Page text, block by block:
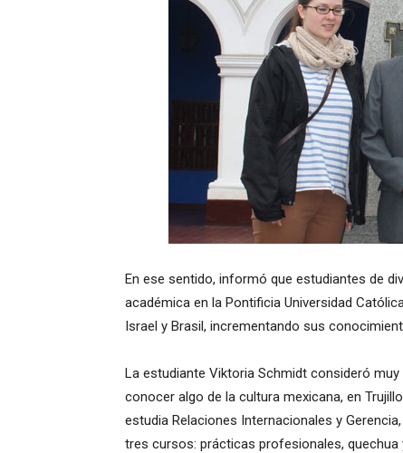
En ese sentido, informó que estudiantes de
académica en la Pontificia Universidad
Israel y Brasil, incrementando sus
La estudiante Viktoria Schmidt consideró
conocer algo de la cultura mexicana, en
estudia Relaciones Internacionales y
tres cursos: prácticas profesionales, quechua